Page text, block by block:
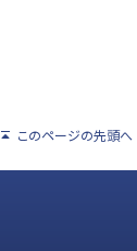
このページの先頭へ